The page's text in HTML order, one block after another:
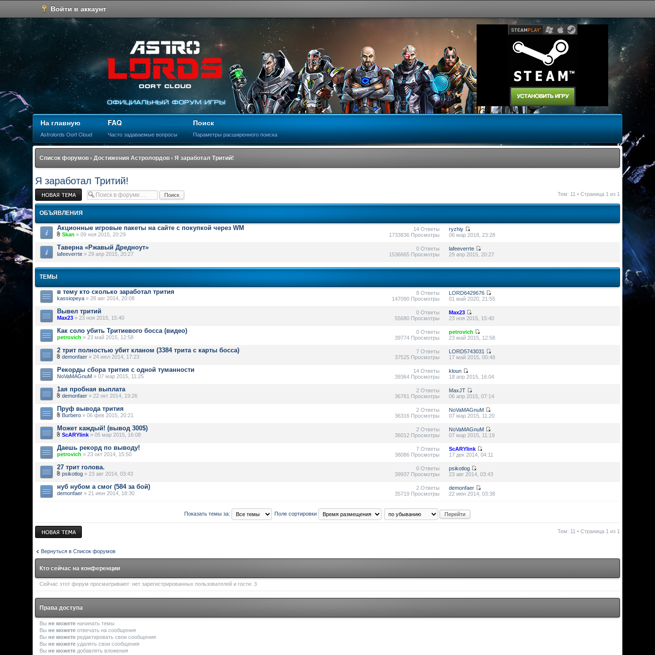
Войти в аккаунт
На главную
Astrolords Oort Cloud
FAQ
Часто задаваемые вопросы
Поиск
Параметры расширенного поиска
Список форумов ‹ Достижения Астролордов ‹ Я заработал Тритий!
Я заработал Тритий!
Новая тема Тем: 11 • Страница 1 из 1
ОБЪЯВЛЕНИЯ
Акционные игровые пакеты на сайте с покупкой через WM
Skan » 09 ноя 2015, 20:29
14 Ответы
1733836 Просмотры
ryzhiy
06 мар 2018, 23:28
Таверна «Ржавый Дредноут»
lafeeverrte » 29 апр 2015, 20:27
0 Ответы
1536665 Просмотры
lafeeverrte
29 апр 2015, 20:27
ТЕМЫ
в тему кто сколько заработал трития
kassiopeya » 28 авг 2014, 20:08
8 Ответы
147090 Просмотры
LORD6429676
01 май 2020, 21:55
Вывел тритий
Max23 » 23 ноя 2015, 15:40
0 Ответы
55680 Просмотры
Max23
23 ноя 2015, 15:40
Как соло убить Тритиевого босса (видео)
petrovich » 23 май 2015, 12:58
0 Ответы
39774 Просмотры
petrovich
23 май 2015, 12:58
2 трит полностью убит кланом (3384 трита с карты босса)
demonfaer » 24 июл 2014, 17:23
7 Ответы
37525 Просмотры
LORD5743031
17 май 2015, 00:48
Рекорды сбора трития с одной туманности
NoVaMAGnuM » 07 мар 2015, 11:25
14 Ответы
39364 Просмотры
kloun
18 апр 2015, 16:04
1ая пробная выплата
demonfaer » 22 окт 2014, 19:26
2 Ответы
36761 Просмотры
MaxJT
06 апр 2015, 07:14
Пруф вывода трития
Burbero » 06 фев 2015, 20:21
2 Ответы
36316 Просмотры
NoVaMAGnuM
07 мар 2015, 11:20
Может каждый! (вывод 300$)
ScARYlink » 05 мар 2015, 16:08
2 Ответы
36012 Просмотры
NoVaMAGnuM
07 мар 2015, 11:19
Даешь рекорд по выводу!
petrovich » 23 окт 2014, 15:50
7 Ответы
38086 Просмотры
ScARYlink
17 дек 2014, 04:11
27 трит голова.
psikotlog » 23 авг 2014, 03:43
0 Ответы
39937 Просмотры
psikotlog
23 авг 2014, 03:43
нуб нубом а смог (584 за бой)
demonfaer » 21 июн 2014, 18:30
2 Ответы
35719 Просмотры
demonfaer
22 июн 2014, 03:38
Показать темы за: Поле сортировки
Новая тема Тем: 11 • Страница 1 из 1
Вернуться в Список форумов
Кто сейчас на конференции
Сейчас этот форум просматривают: нет зарегистрированных пользователей и гости: 3
Права доступа
Выне можете начинать темы
Выне можете отвечать на сообщения
Выне можете редактировать свои сообщения
Выне можете удалять свои сообщения
Выне можете добавлять вложения